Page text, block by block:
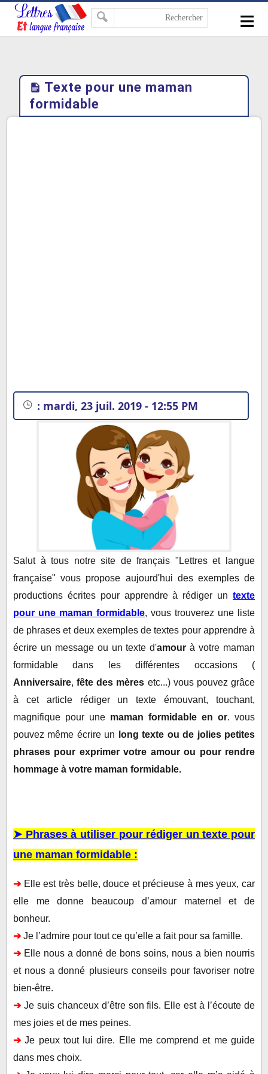
≡
Texte pour une maman
formidable
: mardi, 23 juil. 2019 - 12:55 PM
➤ Phrases à utiliser pour rédiger un texte pour une
maman formidable :
➥ texte pour sa meilleure amie - Exemple n°1 :
➥ texte pour sa meilleure amie - Exemple n°1 :
➥ texte pour sa meilleure amie - Exemple n°2 :
➥ texte pour sa meilleure amie - Exemple n°2 :
➥ texte pour sa meilleure amie - Exemple n°3 :
Salut à tous notre site de français "Lettres et langue
française" vous propose aujourd'hui des exemples de
productions écrites pour apprendre à rédiger un texte
pour une maman formidable, vous trouverez une liste
de phrases et deux exemples de textes pour apprendre à
écrire un message ou un texte d'amour à votre maman
formidable dans les différentes occasions (
Anniversaire,fête des mères etc...) vous pouvez grâce
à cet article rédiger un texte émouvant, touchant,
magnifique pour une maman formidable en or. vous
pouvez même écrire un
long texte ou de jolies petites
phrases pour exprimer votre amour ou pour rendre
hommage à votre maman formidable.
➤ Phrases à utiliser pour rédiger un texte pour
une maman formidable :
➔ Elle est très belle, douce et précieuse à mes yeux, car
elle me donne beaucoup d’amour maternelet de
bonheur.
➔Je l’admire pour tout ce qu’elle a fait pour sa famille.
➔ Elle nous a donné de bons soins, nous a bien nourris
et nous a donné plusieurs conseils pour favoriser notre
bien-être.
➔ Je suis chanceux d’être son fils. Elle est à l’écoute de
mes joies et de mes peines.
➔Je peux tout lui dire. Elle me comprend et me guide
dans mes choix.